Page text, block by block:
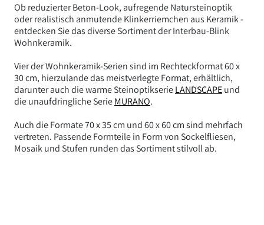
Ob reduzierter Beton-Look, aufregende Natursteinoptik
oder realistisch anmutende Klinkerriemchen aus Keramik -
entdecken Sie das diverse Sortiment der Interbau-Blink
Wohnkeramik.
Vier der Wohnkeramik-Serien sind im Rechteckformat 60 x
30 cm, hierzulande das meistverlegte Format, erhältlich,
darunter auch die warme SteinoptikserieLANDSCAPEund
die unaufdringliche SerieMURANO.
Auch die Formate 70 x 35 cm und 60 x 60 cm sind mehrfach
vertreten. Passende Formteile in Form von Sockelfliesen,
Mosaik und Stufen runden das Sortiment stilvoll ab.